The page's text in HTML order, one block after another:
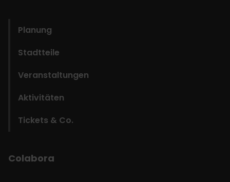
Planung
Stadtteile
Veranstaltungen
Aktivitäten
Tickets & Co.
Colabora